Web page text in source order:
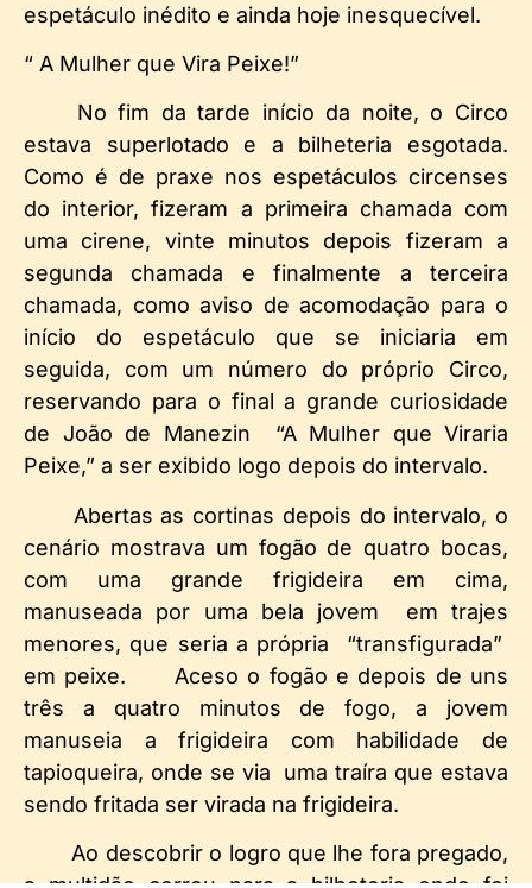
espetáculo inédito e ainda hoje inesquecível.
“ A Mulher que Vira Peixe!”
No fim da tarde início da noite, o Circo
estava superlotado e a bilheteria esgotada.
Como é de praxe nos espetáculos circenses
do interior, fizeram a primeira chamada com
uma cirene, vinte minutos depois fizeram a
segunda chamada e finalmente a terceira
chamada, como aviso de acomodação para o
início do espetáculo que se iniciaria em
seguida, com um número do próprio Circo,
reservando para o final a grande curiosidade
de João de Manezin “A Mulher que Viraria
Peixe,” a ser exibido logo depois do intervalo.
Abertas as cortinas depois do intervalo, o
cenário mostrava um fogão de quatro bocas,
com uma grande frigideira em cima,
manuseada por uma bela jovem em trajes
menores, que seria a própria “transfigurada”
em peixe.
Aceso o fogão e depois de uns
três a quatro minutos de fogo, a jovem
manuseia a frigideira com habilidade de
tapioqueira, onde se via uma traíra que estava
sendo fritada ser virada na frigideira.
Ao descobrir o logro que lhe fora pregado,